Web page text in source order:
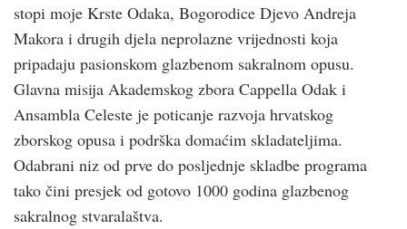
stopi moje Krste Odaka, Bogorodice Djevo Andreja
Makora i drugih djela neprolazne vrijednosti koja
pripadaju pasionskom glazbenom sakralnom opusu.
Glavna misija Akademskog zbora Cappella Odak i
Ansambla Celeste je poticanje razvoja hrvatskog
zborskog opusa i podrška domaćim skladateljima.
Odabrani niz od prve do posljednje skladbe programa
tako čini presjek od gotovo 1000 godina glazbenog
sakralnog stvaralaštva.